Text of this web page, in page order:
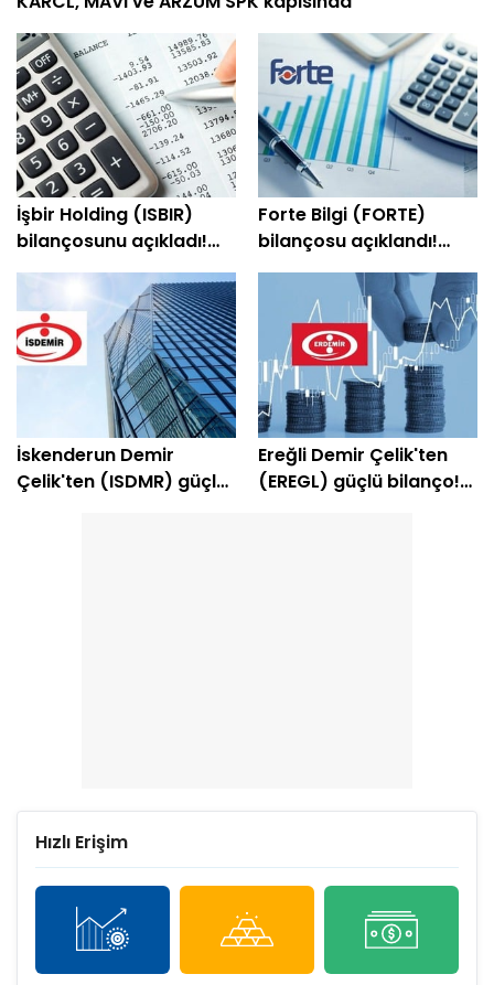
İşbir Holding (ISBIR)
bilançosunu açıkladı!
Şirket yeniden kara
Forte Bilgi (FORTE)
bilançosu açıklandı!
Şirket yeniden kâra
İskenderun Demir
Çelik'ten (ISDMR) güçlü
Ereğli Demir Çelik'ten
(EREGL) güçlü bilanço!
Hızlı Erişim